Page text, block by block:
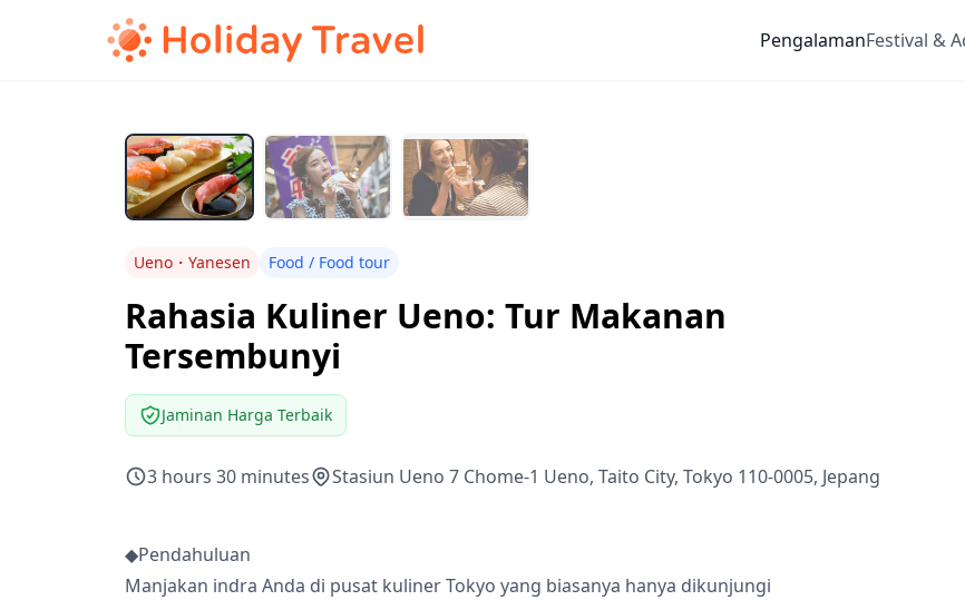
PengalamanFestival &
Ueno・Yanesen Food / Food tour
Rahasia Kuliner Ueno: Tur Makanan
Tersembunyi
Jaminan Harga Terbaik
3 hours 30 minutes Stasiun Ueno 7 Chome-1 Ueno, Taito City, Tokyo 110-0005, Jepang
◆Pendahuluan
Manjakan indra Anda di pusat kuliner Tokyo yang biasanya hanya dikunjungi